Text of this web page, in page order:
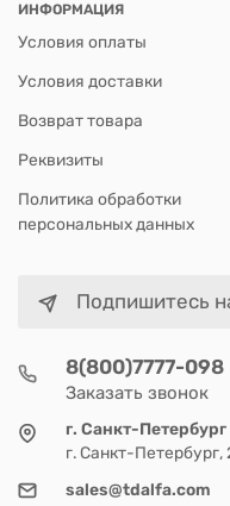
ИНФОРМАЦИЯ
Условия оплаты
Условия доставки
Возврат товара
Реквизиты
Политика обработки
персональных данных
Подпишитесь
8(800)7777-098
Заказать звонок
г. Санкт-Петербург
г. Санкт-
sales@tdalfa.com